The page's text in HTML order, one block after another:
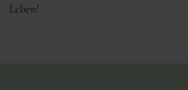
Leben!